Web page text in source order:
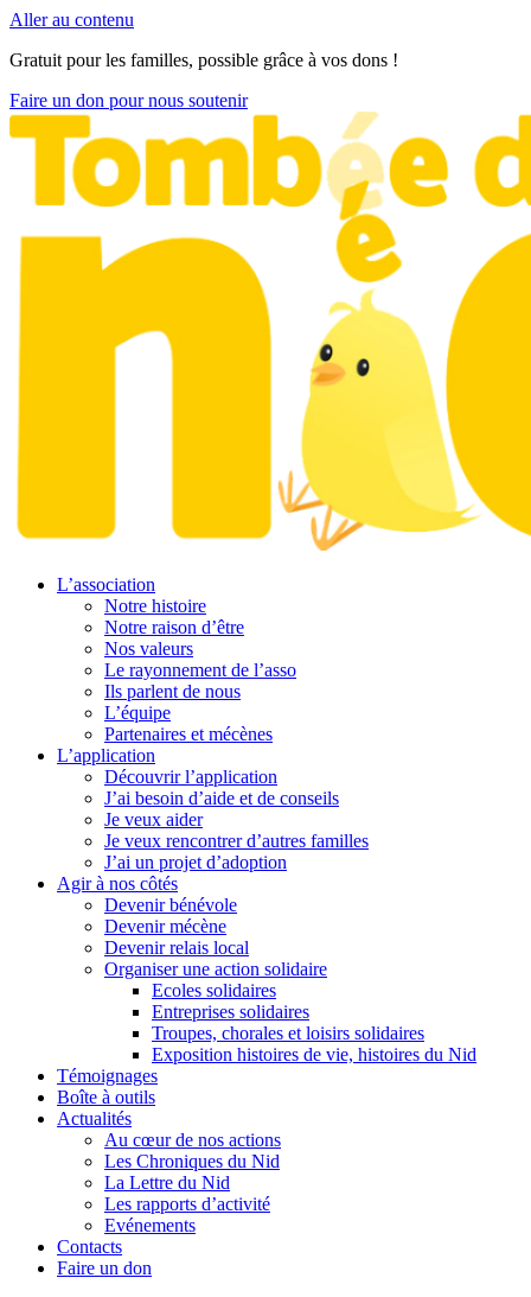
Aller au contenu
Gratuit pour les familles, possible grâce à vos dons !
Faire un don pour nous soutenir
L’association
Notre histoire
Notre raison d’être
Nos valeurs
Le rayonnement de l’asso
Ils parlent de nous
L’équipe
Partenaires et mécènes
L’application
Découvrir l’application
J’ai besoin d’aide et de conseils
Je veux aider
Je veux rencontrer d’autres familles
J’ai un projet d’adoption
Agir à nos côtés
Devenir bénévole
Devenir mécène
Devenir relais local
Organiser une action solidaire
Ecoles solidaires
Entreprises solidaires
Troupes, chorales et loisirs solidaires
Exposition histoires de vie, histoires du Nid
Témoignages
Boîte à outils
Actualités
Au cœur de nos actions
Les Chroniques du Nid
La Lettre du Nid
Les rapports d’activité
Evénements
Contacts
Faire un don